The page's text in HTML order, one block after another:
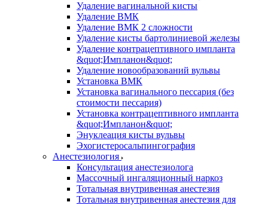
Удаление вагинальной кисты
Удаление ВМК
Удаление ВМК 2 сложности
Удаление кисты бартолиниевой железы
Удаление контрацептивного импланта
&quot;Импланон&quot;
Удаление новообразований вульвы
Установка ВМК
Установка вагинального пессария (без
стоимости пессария)
Установка контрацептивного импланта
&quot;Импланон&quot;
Энуклеация кисты вульвы
Эхогистеросальпингография
Анестезиология
Консультация анестезиолога
Массочный ингаляционный наркоз
Тотальная внутривенная анестезия
Тотальная внутривенная анестезия для